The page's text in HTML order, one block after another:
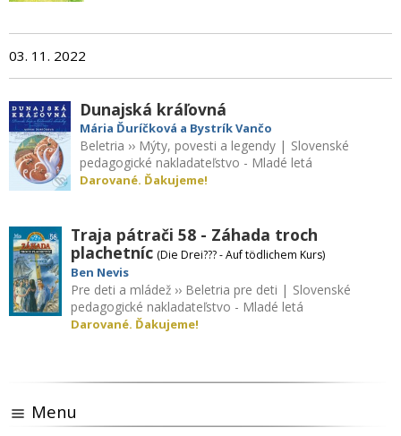
03. 11. 2022
Dunajská kráľovná
Mária Ďuríčková a Bystrík Vančo
Beletria ›› Mýty, povesti a legendy | Slovenské
pedagogické nakladateľstvo - Mladé letá
Darované. Ďakujeme!
Traja pátrači 58 - Záhada troch
plachetníc (Die Drei??? - Auf tödlichem Kurs)
Ben Nevis
Pre deti a mládež ›› Beletria pre deti | Slovenské
pedagogické nakladateľstvo - Mladé letá
Darované. Ďakujeme!
Menu